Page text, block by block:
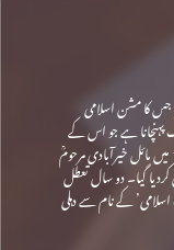
جس کا مشن اسلامی
پہنچانا ہے جو اس کے
نصف کی نمائندہ ہے۔ حجاب کی داغ بیل رام پور میں 1970 میں مائل خیرآبادی مرحومؒ
منتقل کردیا گیا۔ دو سال تعطل
‘حجاب اسلامی’ کے نام سے دہلی